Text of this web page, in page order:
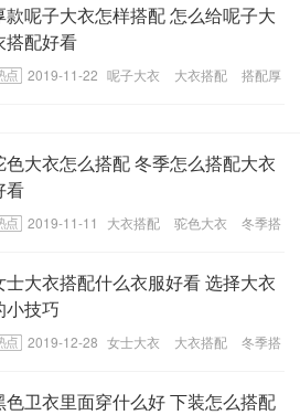
款呢子大衣怎样搭配 怎么给呢子大
搭配好看
2019-11-22 呢子大衣 大衣搭配
搭配厚
色大衣怎么搭配 冬季怎么搭配大衣
看
2019-11-11 大衣搭配 驼色大衣
冬季搭
士大衣搭配什么衣服好看 选择大衣
小技巧
2019-12-28 女士大衣 大衣搭配
冬季搭
色卫衣里面穿什么好 下装怎么搭配